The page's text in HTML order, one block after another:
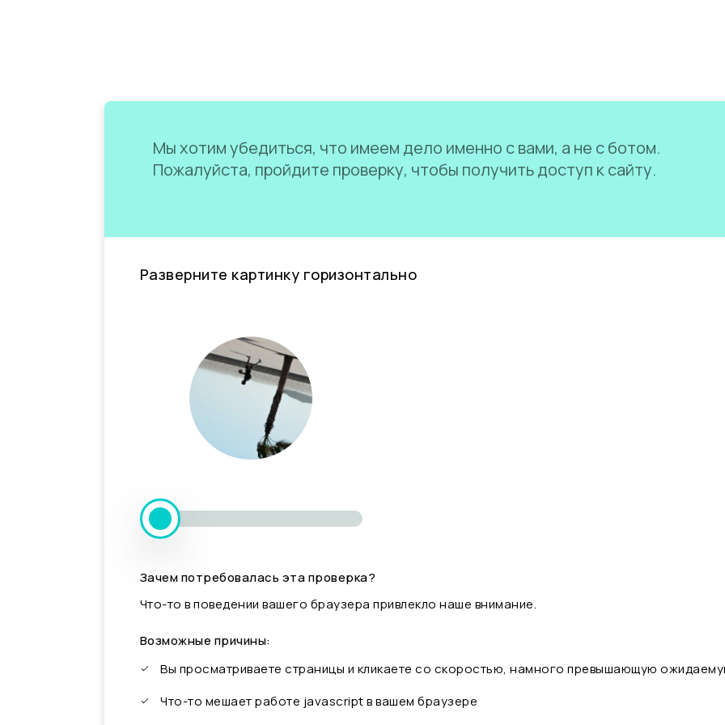
Мы хотим убедиться, что имеем дело именно с вами, а не с ботом.
Пожалуйста, пройдите проверку, чтобы получить доступ к сайту.
Разверните картинку горизонтально
Зачем потребовалась эта проверка?
Что-то в поведении вашего браузера привлекло наше внимание.
Возможные причины:
Вы просматриваете страницы и кликаете со скоростью, намного превышающую
Что-то мешает работе javascript в вашем браузере